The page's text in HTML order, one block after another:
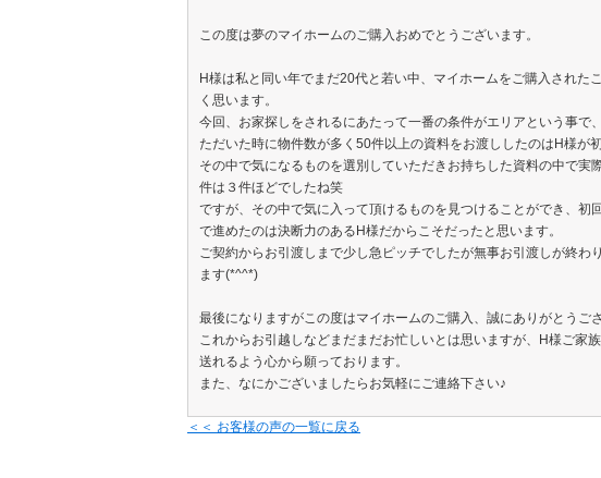
この度は夢のマイホームのご購入おめでとうございます。
H様は私と同い年でまだ20代と若い中、マイホームをご購入された
く思います。
今回、お家探しをされるにあたって一番の条件がエリアという事で
ただいた時に物件数が多く50件以上の資料をお渡ししたのはH様が初
その中で気になるものを選別していただきお持ちした資料の中で実
件は３件ほどでしたね笑
ですが、その中で気に入って頂けるものを見つけることができ、初
で進めたのは決断力のあるH様だからこそだったと思います。
ご契約からお引渡しまで少し急ピッチでしたが無事お引渡しが終わ
ます(*^^*)
最後になりますがこの度はマイホームのご購入、誠にありがとうござ
これからお引越しなどまだまだお忙しいとは思いますが、H様ご家
送れるよう心から願っております。
また、なにかございましたらお気軽にご連絡下さい♪
＜＜ お客様の声の一覧に戻る